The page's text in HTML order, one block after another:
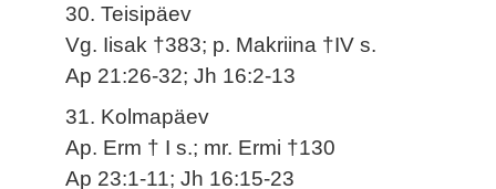
30. Teisipäev
Vg. Iisak †383; p. Makriina †IV s.
Ap 21:26-32; Jh 16:2-13
31. Kolmapäev
Ap. Erm † I s.; mr. Ermi †130
Ap 23:1-11; Jh 16:15-23